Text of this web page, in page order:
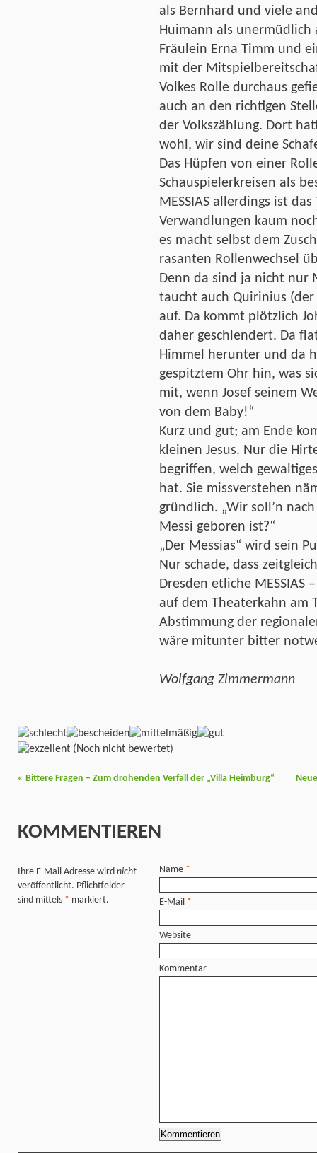
als Bernhard und viele
Huimann als
Fräulein Erna Timm und
mit der
Volkes Rolle durchaus
auch an den richtigen
der Volkszählung. Dort
wohl, wir sind deine
Das Hüpfen von einer
Schauspielerkreisen als
MESSIAS allerdings ist
Verwandlungen kaum
es macht selbst dem
rasanten Rollenwechsel
Denn da sind ja nicht nur
taucht auch Quirinius
auf. Da kommt plötzlich
daher geschlendert. Da
Himmel herunter und da
gespitztem Ohr hin, was
mit, wenn Josef seinem
von dem Baby!“
Kurz und gut; am Ende
kleinen Jesus. Nur die
begriffen, welch
hat. Sie missverstehen
gründlich. „Wir soll’n
Messi geboren ist?“
„Der Messias“ wird sein
Nur schade, dass
Dresden etliche MESSIAS
auf dem Theaterkahn am
Abstimmung der
wäre mitunter bitter
Wolfgang Zimmermann
(Noch nicht bewertet)
« Bittere Fragen – Zum drohenden Verfall der „Villa Heimburg“
KOMMENTIEREN
Ihre E-Mail Adresse wird nicht
veröffentlicht. Pflichtfelder
sind mittels * markiert.
Name *
E-Mail *
Website
Kommentar